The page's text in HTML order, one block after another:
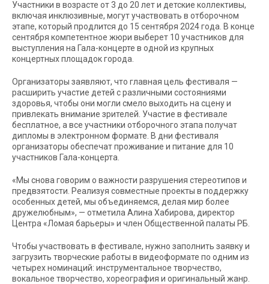
Участники в возрасте от 3 до 20 лет и детские коллективы,
включая инклюзивные, могут участвовать в отборочном
этапе, который продлится до 15 сентября 2024 года. В конце
сентября компетентное жюри выберет 10 участников для
выступления на Гала-концерте в одной из крупных
концертных площадок города.
Организаторы заявляют, что главная цель фестиваля —
расширить участие детей с различными состояниями
здоровья, чтобы они могли смело выходить на сцену и
привлекать внимание зрителей. Участие в фестивале
бесплатное, а все участники отборочного этапа получат
дипломы в электронном формате. В дни фестиваля
организаторы обеспечат проживание и питание для 10
участников Гала-концерта.
«Мы снова говорим о важности разрушения стереотипов и
предвзятости. Реализуя совместные проекты в поддержку
особенных детей, мы объединяемся, делая мир более
дружелюбным», — отметила Алина Хабирова, директор
Центра «Ломая барьеры» и член Общественной палаты РБ.
Чтобы участвовать в фестивале, нужно заполнить заявку и
загрузить творческие работы в видеоформате по одним из
четырех номинаций: инструментальное творчество,
вокальное творчество, хореография и оригинальный жанр.